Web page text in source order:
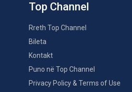
Top Channel
Rreth Top Channel
Bileta
Kontakt
Puno në Top Channel
Privacy Policy & Terms of Use